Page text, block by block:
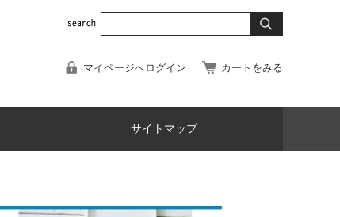
マイページへログイン カートをみる
サイトマップ